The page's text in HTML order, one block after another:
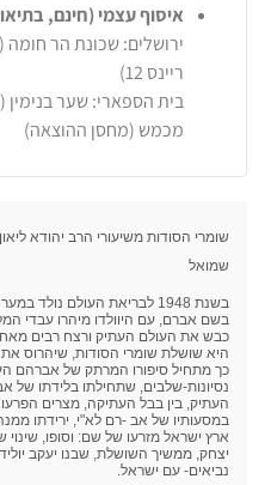
איסוף עצמי (חינם,
ירושלים: שכונת הר
ריינס 12)
בית הספארי: שער
מכמש (מחסן ההוצאה)
שומרי הסודות משיעורי הרב יהודא
שמואל
בשנת 1948 לבריאת העולם
בשם אברם, עם היוולדו מיהרו עבדי
כבש את העולם העתיק ורצח רבים
היא שושלת שומרי הסודות, שיהרוס
כך מתחיל סיפורו המרתק של אברהם
נסיונות-שלבים, שתחילתו בלידתו
העתיק, בין בבל העתיקה, מצרים
במסעותיו של אב -רם לא"י, ירידתו
ארץ ישראל מזרעו של שם: וסופו,
נביאים- עם ישראל.